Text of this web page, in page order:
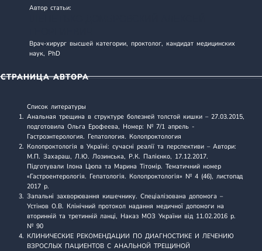
Автор статьи:
Врач-хирург высшей категории, проктолог, кандидат медицинских
наук, PhD
СТРАНИЦА АВТОРА
Список литературы
Анальная трещина в структуре болезней толстой кишки– 27.03.2015,
подготовила Ольга Ерофеева, Номер: № 7/1 апрель -
Гастроэнтерология. Гепатология. Колопроктология
Колопроктологія в Україні: сучасні реалії та перспективи– Автори:
М.П. Захараш, Л.Ю. Лозинська, Р.К. Палієнко, 17.12.2017.
Підготували Ілона Цюпа та Марина Тітомір. Тематичний номер
«Гастроентерологія. Гепатологія. Колопроктологія» № 4 (46), листопад
2017 р.
Запальні захворювання кишечнику. Спеціалізована допомога –
Устінов О.В. Клінічний протокол надання медичної допомоги на
вторинній та третинній ланці, Наказ МОЗ України від 11.02.2016 р.
№ 90
КЛИНИЧЕСКИЕ РЕКОМЕНДАЦИИ ПО ДИАГНОСТИКЕ И ЛЕЧЕНИЮ
ВЗРОСЛЫХ ПАЦИЕНТОВ С АНАЛЬНОЙ ТРЕЩИНОЙ